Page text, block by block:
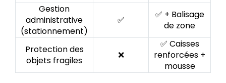
Gestion
administrative
(stationnement)
✅
✅ + Balisage
de zone
Protection des
objets fragiles
❌
✅ Caisses
renforcées +
mousse